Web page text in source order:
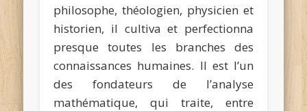
philosophe, théologien, physicien et
historien, il cultiva et perfectionna
presque toutes les branches des
connaissances humaines. Il est l’un
des fondateurs de l’analyse
mathématique, qui traite, entre